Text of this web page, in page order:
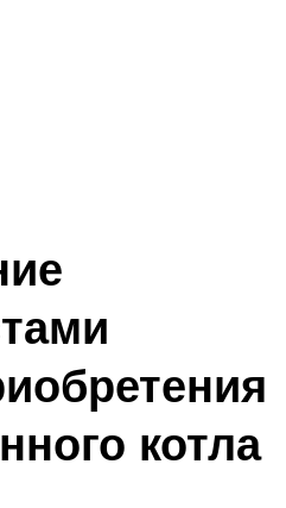
котла